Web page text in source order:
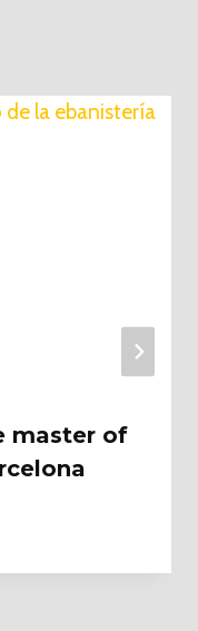
master of